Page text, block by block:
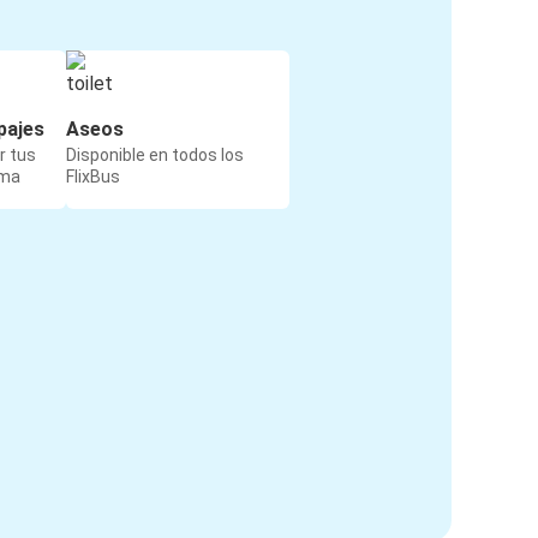
tus
Aseos
Disponible en todos los
FlixBus